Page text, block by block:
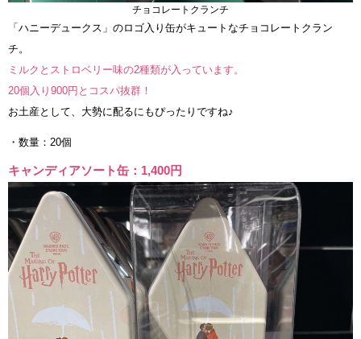
チョコレートクランチ
「ハニーデュークス」のロゴ入り缶がキュートなチョコレートクラン
チ。
ミルクとストロベリー味の2種類が入っています。
20個入り900円とコスパ抜群！
お土産として、大勢に配るにもぴったりですね♪
・数量：20個
キャンディアソート缶：1,400円